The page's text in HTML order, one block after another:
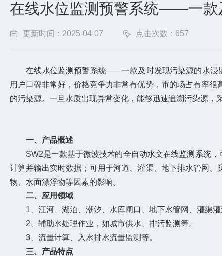
在线水位监测预警系统——一款
更新时间：2025-04-07 点击次数：657
在线水位监测预警系统——一款及时发现污染源的水浸监
用户口碑非常好，价格竞争力非常有优势，市的场占有率
的污染源。一旦水质出现异常变化，能够迅速追溯污染源
一、产品概述
SW2是一款基于微波技术的全自动水文在线监测系统，
计算并输出实时数据；可用于河道、灌渠、地下排水管网
物、水面漂浮物等因素的影响。
二、应用领域
1、江河、湖泊、潮汐、水库闸口、地下水管网、灌渠灌
2、辅助水处理作业，如城市供水、排污监测等。
3、流量计算、入水排水流量监测等。
三、产品特点